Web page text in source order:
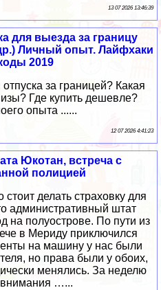
13 07 2026 13:46:39
для выезда за границу
Личный опыт. Лайфхаки
2019
за границей? Какая
Где купить дешевле?
опыта ......
12 07 2026 4:41:23
Юкотан, встреча с
полицией
делать страховку для
административный штат
на полуострове. По пути из
в Мериду приключился
на машину у нас были
но права были у обоих,
менялись. За неделю
внимания …...